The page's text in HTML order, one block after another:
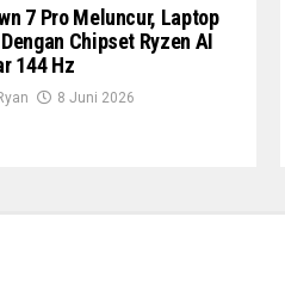
7 Pro Meluncur, Laptop
Chipset Ryzen AI
144 Hz
8 Juni 2026